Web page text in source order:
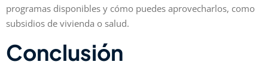
programas disponibles y cómo puedes aprovecharlos, como
subsidios de vivienda o salud.
Conclusión